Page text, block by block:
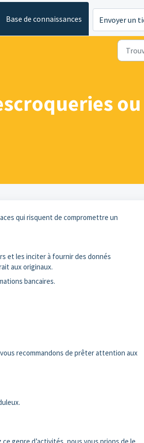
Base de connaissances Envoyer un
qui risquent de compromettre un
et les inciter à fournir des donnés
aux originaux.
bancaires.
recommandons de prêter attention aux